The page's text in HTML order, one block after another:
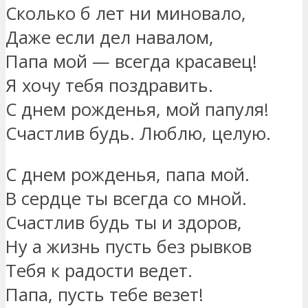
Сколько б лет ни миновало,
Даже если дел навалом,
Папа мой — всегда красавец!
Я хочу тебя поздравить.
С днем рожденья, мой папуля!
Счастлив будь. Люблю, целую.
С днем рожденья, папа мой.
В сердце ты всегда со мной.
Счастлив будь ты и здоров,
Ну а жизнь пусть без рывков
Тебя к радости ведет.
Папа, пусть тебе везет!